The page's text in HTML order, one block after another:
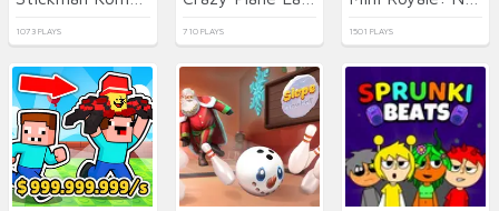
1073 PLAYS 710 PLAYS 1501 PLAYS